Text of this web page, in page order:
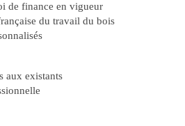
de finance en vigueur
du travail du bois
aux existants